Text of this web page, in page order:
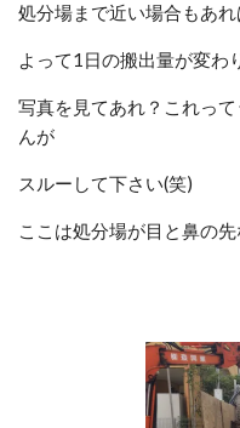
処分場まで近い場合もあ
よって1日の搬出量が変わ
写真を見てあれ？これっ
んが
スルーして下さい(笑)
ここは処分場が目と鼻の先